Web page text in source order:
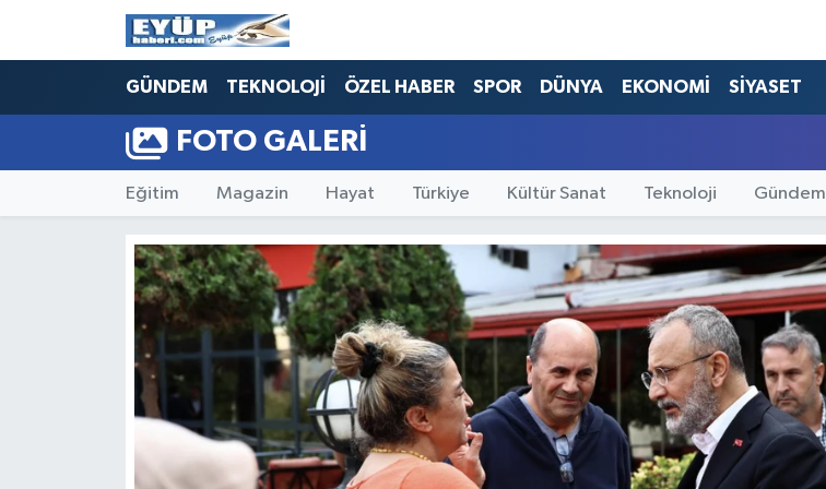
GÜNDEM TEKNOLOJİ ÖZEL HABER SPOR DÜNYA EKONOMİ SİYASET
FOTO GALERI
Eğitim Magazin Hayat Türkiye Kültür Sanat Teknoloji Gündem